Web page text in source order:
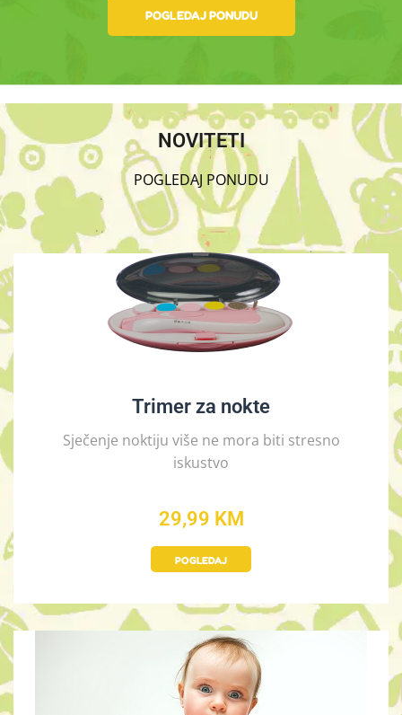
POGLEDAJ PONUDU
NOVITETI
POGLEDAJ PONUDU
Trimer za nokte
Sječenje noktiju više ne mora biti stresno
iskustvo
29,99 KM
POGLEDAJ